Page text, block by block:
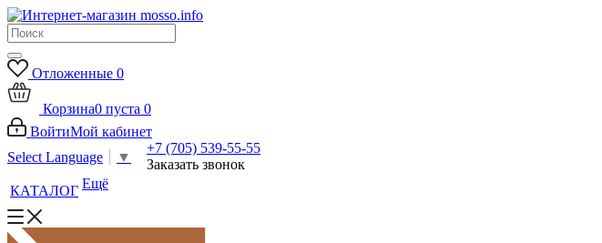
Отложенные 0
Корзина0 пуста 0
ВойтиМой кабинет
Select Language
▼
+7 (705) 539-55-55
Заказать звонок
КАТАЛОГ Ещё